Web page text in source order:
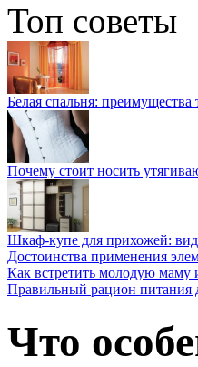
Топ советы
Белая спальня: преимущества
Почему стоит носить
Шкаф-купе для прихожей:
Достоинства применения
Как встретить молодую маму
Правильный рацион питания
Что